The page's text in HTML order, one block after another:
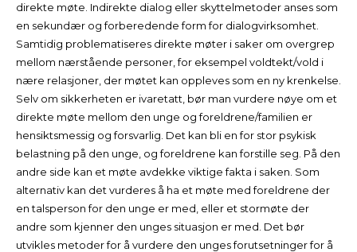
direkte møte. Indirekte dialog eller skyttelmetoder anses som
en sekundær og forberedende form for dialogvirksomhet.
Samtidig problematiseres direkte møter i saker om overgrep
mellom nærstående personer, for eksempel voldtekt/vold i
nære relasjoner, der møtet kan oppleves som en ny krenkelse.
Selv om sikkerheten er ivaretatt, bør man vurdere nøye om et
direkte møte mellom den unge og foreldrene/familien er
hensiktsmessig og forsvarlig. Det kan bli en for stor psykisk
belastning på den unge, og foreldrene kan forstille seg. På den
andre side kan et møte avdekke viktige fakta i saken. Som
alternativ kan det vurderes å ha et møte med foreldrene der
en talsperson for den unge er med, eller et stormøte der
andre som kjenner den unges situasjon er med. Det bør
utvikles metoder for å vurdere den unges forutsetninger for å